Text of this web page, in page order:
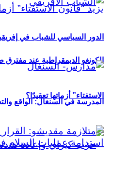
الكونغو الديمقراطية عند
الاستفتاء” أزماتها تعقيدًا؟
الدور السياسي للشباب في
المدرسة في السنغال: الواقع